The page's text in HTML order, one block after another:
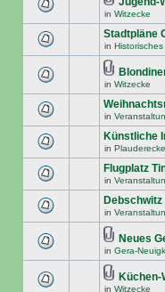
in Witzecke
Stadtpläne
in Historisches
in Witzecke
in
Künstliche
in Plauderecke
Flugplatz
in
Debschwitz
in
Neues
in Gera-
Küchen-
in Witzecke